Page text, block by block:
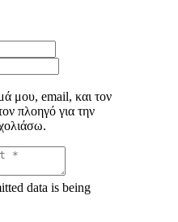
μου, email, και τον
πλοηγό για την
data is being